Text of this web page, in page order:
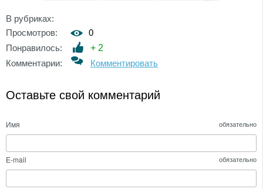
В рубриках:
Просмотров:
0
Понравилось:
+ 2
Комментарии:
Комментировать
Оставьте свой комментарий
Имя обязательно
E-mail обязательно